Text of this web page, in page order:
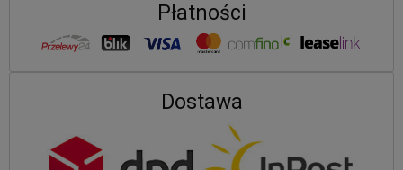
Płatności
Dostawa